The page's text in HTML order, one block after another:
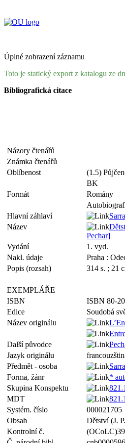
Úplné zobrazení záznamu
Toto je statický export z katalogu ze
Bibliografická citace
Názory čtenářů
Známka čtenářů
Oblíbenost
(1.5)
BK
Formát
Romány
Hlavní záhlaví
Název
Pechar]
Vydání
1. vyd.
Nakl. údaje
Praha :
Popis (rozsah)
314 s. ; 21
EXEMPLÁŘE
ISBN
ISBN 80-
Edice
Soudobá
Název originálu
Další původce
Jazyk originálu
Předmět - osoba
Forma, žánr
*
Skupina Konspektu
MDT
Systém. číslo
000021705
Obsah
Dětství (J.
Kontrolní č.